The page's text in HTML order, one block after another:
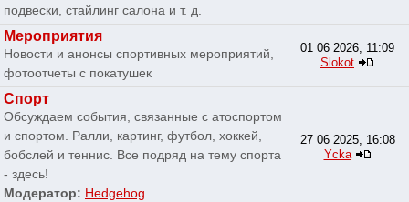
подвески, стайлинг салона и т. д.
Мероприятия
Новости и анонсы спортивных мероприятий,
фотоотчеты с покатушек
01 06 2026, 11:09
Slokot
Спорт
Обсуждаем события, связанные с атоспортом
и спортом. Ралли, картинг, футбол, хоккей,
бобслей и теннис. Все подряд на тему спорта
- здесь!
Модератор: Hedgehog
27 06 2025, 16:08
Ycka